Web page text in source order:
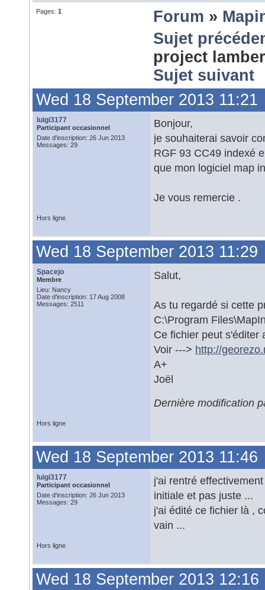
Pages: 1 Forum »
Sujet
project
Sujet suivant
Wed 18 September 2013 11:21
luigi3177
Participant occasionnel
Date d'inscription: 26 Jun 2013
Messages: 29
Bonjour,
je souhaiterai savoir
RGF 93 CC49 indexé
que mon logiciel map
Je vous remercie .
Hors ligne
Wed 18 September 2013 11:29
Spacejo
Membre
Lieu: Nancy
Date d'inscription: 17 Aug 2008
Messages: 2511
Salut,
As tu regardé si cette
C:\Program
Ce fichier peut s'éditer
Voir ---> http://
A+
Joël
Dernière modification
Hors ligne
Wed 18 September 2013 11:46
luigi3177
Participant occasionnel
Date d'inscription: 26 Jun 2013
Messages: 29
j'ai rentré
initiale et pas juste ...
j'ai édité ce fichier là ,
vain ...
Hors ligne
Wed 18 September 2013 12:16